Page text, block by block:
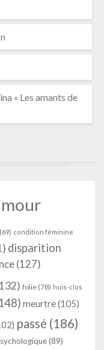
« Les amants de
(69) condition féminine
disparition
(127)
folie (78) huis-clos
meurtre(105)
passé (186)
(89)